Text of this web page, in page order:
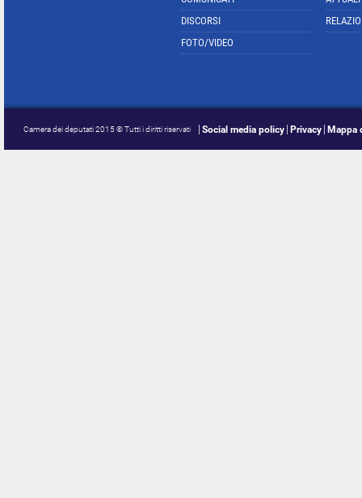
DISCORSI
FOTO/VIDEO
Camera dei deputati 2015 © Tutti i diritti riservati Social media policy Privacy Mappa